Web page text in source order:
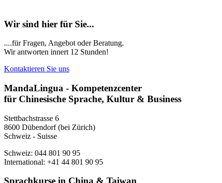
Wir sind hier für Sie...
....für Fragen, Angebot oder Beratung.
Wir antworten innert 12 Stunden!
Kontaktieren Sie uns
MandaLingua - Kompetenzcenter
für Chinesische Sprache, Kultur & Business
Stettbachstrasse 6
8600 Dübendorf (bei Zürich)
Schweiz - Suisse
Schweiz: 044 801 90 95
International: +41 44 801 90 95